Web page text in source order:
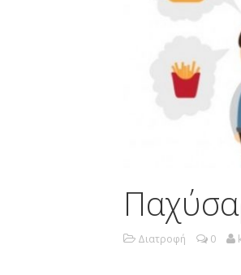
Διατροφή 0